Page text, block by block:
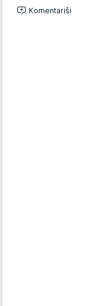
Komentariši